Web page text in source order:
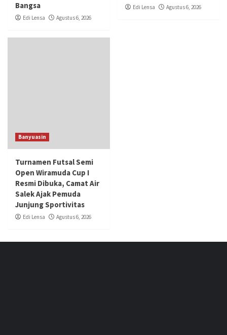
Bangsa
Edi Lensa Agustus 6, 2026
Edi Lensa Agustus 6, 2026
Banyuasin
Turnamen Futsal Semi
Open Wiramuda Cup I
Resmi Dibuka, Camat Air
Salek Ajak Pemuda
Junjung Sportivitas
Edi Lensa Agustus 6, 2026